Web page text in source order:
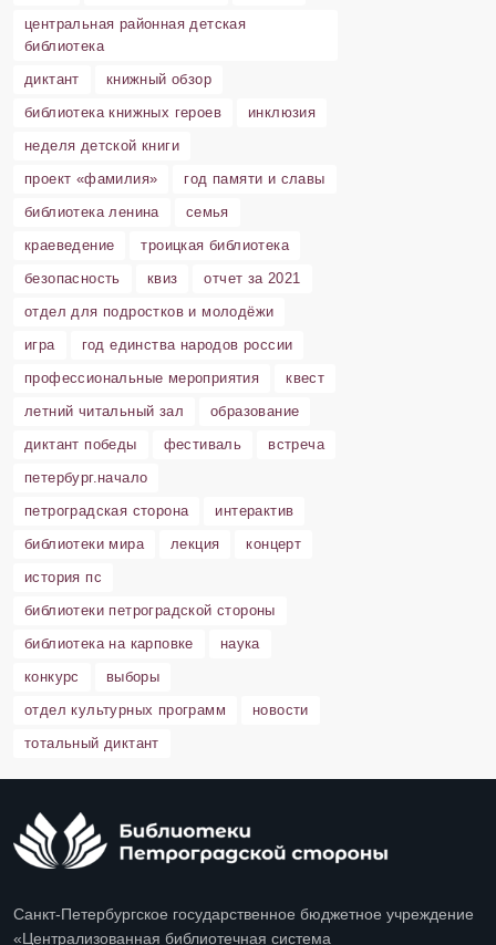
центральная районная детская
библиотека
диктант
книжный обзор
библиотека книжных героев
инклюзия
неделя детской книги
проект «фамилия»
год памяти и славы
библиотека ленина
семья
краеведение
троицкая библиотека
безопасность
квиз
отчет за 2021
отдел для подростков и молодёжи
игра
год единства народов россии
профессиональные мероприятия
квест
летний читальный зал
образование
диктант победы
фестиваль
встреча
петербург.начало
петроградская сторона
интерактив
библиотеки мира
лекция
концерт
история пс
библиотеки петроградской стороны
библиотека на карповке
наука
конкурс
выборы
отдел культурных программ
новости
тотальный диктант
Санкт-Петербургское государственное бюджетное учреждение
«Централизованная библиотечная система